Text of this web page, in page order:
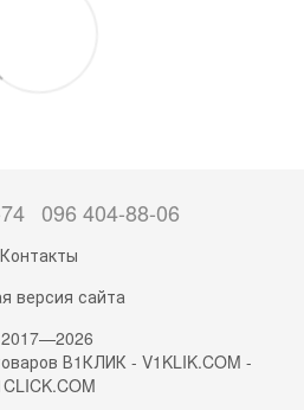
096 404-88-06
Контакты
версия сайта
В1КЛИК - V1KLIK.COM -